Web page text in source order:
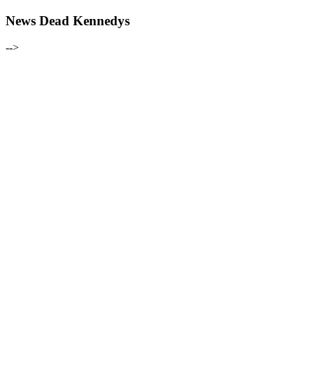
News Dead Kennedys
-->